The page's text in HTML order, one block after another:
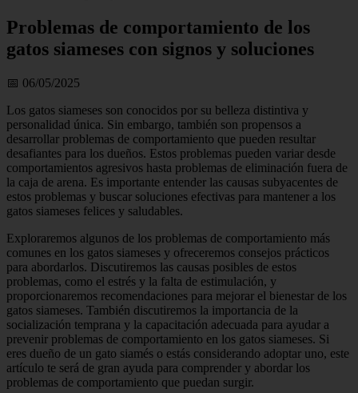
Problemas de comportamiento de los
gatos siameses con signos y soluciones
📅 06/05/2025
Los gatos siameses son conocidos por su belleza distintiva y
personalidad única. Sin embargo, también son propensos a
desarrollar problemas de comportamiento que pueden resultar
desafiantes para los dueños. Estos problemas pueden variar desde
comportamientos agresivos hasta problemas de eliminación fuera de
la caja de arena. Es importante entender las causas subyacentes de
estos problemas y buscar soluciones efectivas para mantener a los
gatos siameses felices y saludables.
Exploraremos algunos de los problemas de comportamiento más
comunes en los gatos siameses y ofreceremos consejos prácticos
para abordarlos. Discutiremos las causas posibles de estos
problemas, como el estrés y la falta de estimulación, y
proporcionaremos recomendaciones para mejorar el bienestar de los
gatos siameses. También discutiremos la importancia de la
socialización temprana y la capacitación adecuada para ayudar a
prevenir problemas de comportamiento en los gatos siameses. Si
eres dueño de un gato siamés o estás considerando adoptar uno, este
artículo te será de gran ayuda para comprender y abordar los
problemas de comportamiento que puedan surgir.